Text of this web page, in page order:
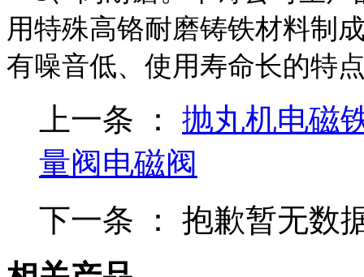
用特殊高铬耐磨铸铁材料制
有噪音低、使用寿命长的特
上一条 ： 抛丸机电磁
量阀电磁阀
下一条 ： 抱歉暂无数